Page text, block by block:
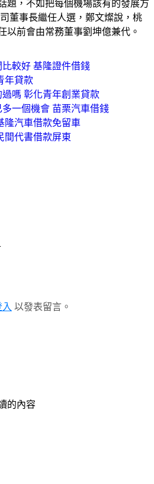
題，不如把每個機場該有的發展方
董事長繼任人選，鄭文燦說，桃
以前會由常務董事劉坤億兼代。
較好 基隆證件借錢
年貸款
嗎 彰化青年創業貸款
一個機會 苗栗汽車借錢
隆汽車借款免留車
間代書借款屏東
以發表留言。
的內容